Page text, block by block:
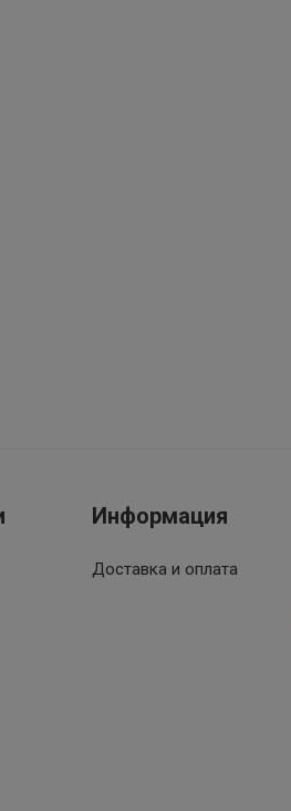
Информация
Доставка и оплата